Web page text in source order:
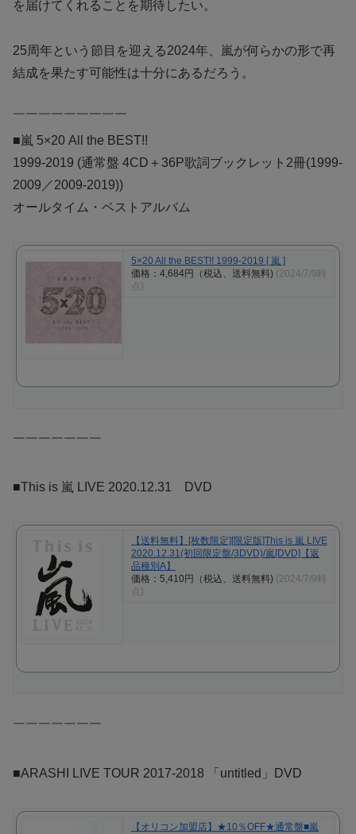
を届けてくれることを期待したい。
25周年という節目を迎える2024年、嵐が何らかの形で再
結成を果たす可能性は十分にあるだろう。
￣￣￣￣￣￣￣￣￣
■嵐 5×20 All the BEST!!
1999-2019 (通常盤 4CD＋36P歌詞ブックレット2冊(1999-
2009／2009-2019))
オールタイム・ベストアルバム
5×20 All the BEST!! 1999-2019 [ 嵐 ]
価格：4,684円（税込、送料無料) (2024/7/9時
点)
￣￣￣￣￣￣￣
■This is 嵐 LIVE 2020.12.31 DVD
【送料無料】[枚数限定][限定版]This is 嵐 LIVE
2020.12.31(初回限定盤/3DVD)/嵐[DVD]【返
品種別A】
価格：5,410円（税込、送料無料) (2024/7/9時
点)
￣￣￣￣￣￣￣
■ARASHI LIVE TOUR 2017-2018 「untitled」DVD
【オリコン加盟店】★10％OFF★通常盤■嵐